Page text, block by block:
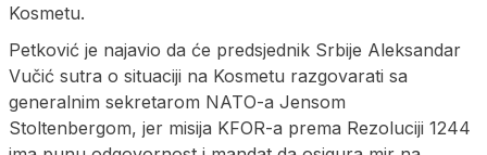
Kosmetu.
Petković je najavio da će predsjednik Srbije Aleksandar
Vučić sutra o situaciji na Kosmetu razgovarati sa
generalnim sekretarom NATO-a Јensom
Stoltenbergom, jer misija KFOR-a prema Rezoluciji 1244